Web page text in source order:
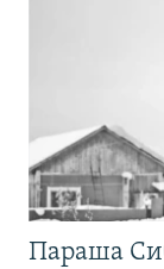
Параша